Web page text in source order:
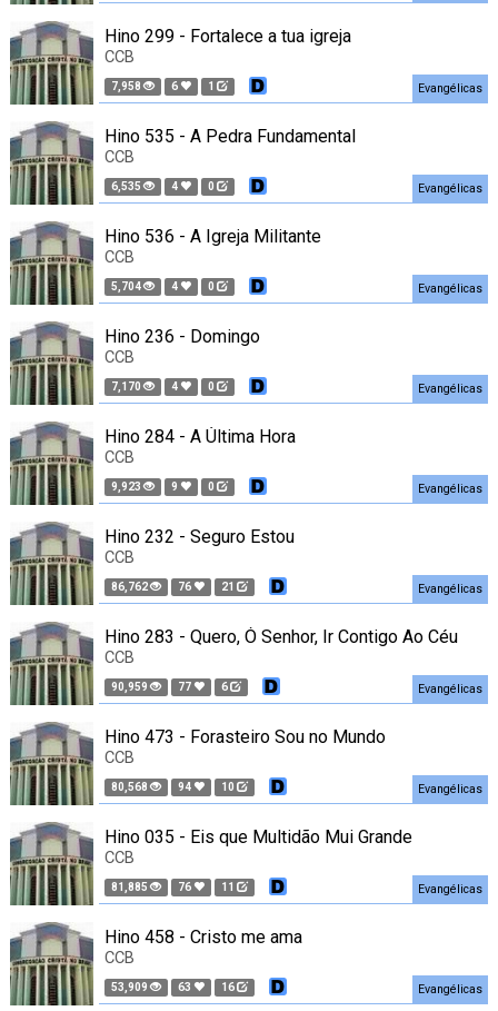
Hino 299 - Fortalece a tua igreja
CCB
7,958 6 1 Evangélicas
Hino 535 - A Pedra Fundamental
CCB
6,535 4 0 Evangélicas
Hino 536 - A Igreja Militante
CCB
5,704 4 0 Evangélicas
Hino 236 - Domingo
CCB
7,170 4 0 Evangélicas
Hino 284 - A Última Hora
CCB
9,923 9 0 Evangélicas
Hino 232 - Seguro Estou
CCB
86,762 76 21 Evangélicas
Hino 283 - Quero, Ó Senhor, Ir Contigo Ao Céu
CCB
90,959 77 6 Evangélicas
Hino 473 - Forasteiro Sou no Mundo
CCB
80,568 94 10 Evangélicas
Hino 035 - Eis que Multidão Mui Grande
CCB
81,885 76 11 Evangélicas
Hino 458 - Cristo me ama
CCB
53,909 63 16 Evangélicas